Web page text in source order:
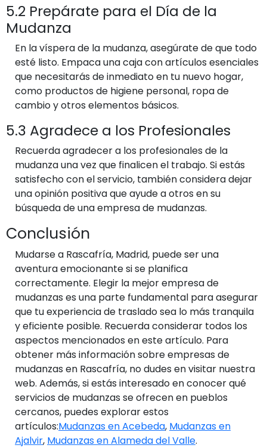
5.2 Prepárate para el Día de la
Mudanza
En la víspera de la mudanza, asegúrate de que todo
esté listo. Empaca una caja con artículos esenciales
que necesitarás de inmediato en tu nuevo hogar,
como productos de higiene personal, ropa de
cambio y otros elementos básicos.
5.3 Agradece a los Profesionales
Recuerda agradecer a los profesionales de la
mudanza una vez que finalicen el trabajo. Si estás
satisfecho con el servicio, también considera dejar
una opinión positiva que ayude a otros en su
búsqueda de una empresa de mudanzas.
Conclusión
Mudarse a Rascafría, Madrid, puede ser una
aventura emocionante si se planifica
correctamente. Elegir la mejor empresa de
mudanzas es una parte fundamental para asegurar
que tu experiencia de traslado sea lo más tranquila
y eficiente posible. Recuerda considerar todos los
aspectos mencionados en este artículo. Para
obtener más información sobre empresas de
mudanzas en Rascafría, no dudes en visitar nuestra
web. Además, si estás interesado en conocer qué
servicios de mudanzas se ofrecen en pueblos
cercanos, puedes explorar estos
artículos:Mudanzas en Acebeda, Mudanzas en
Ajalvir, Mudanzas en Alameda del Valle.